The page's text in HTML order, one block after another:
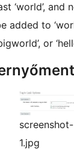
‘world’, and
added to
or
screenshot-
1.jpg